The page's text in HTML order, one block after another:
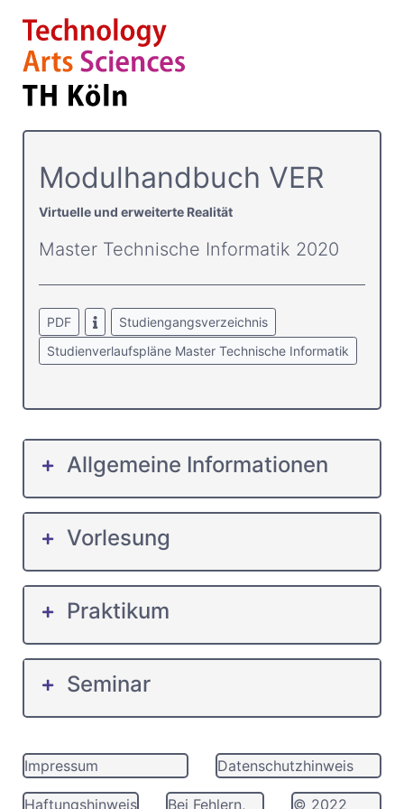
Modulhandbuch VER
Virtuelle und erweiterte Realität
Master Technische Informatik 2020
PDF
Studiengangsverzeichnis
Studienverlaufspläne Master Technische Informatik
Allgemeine Informationen
Vorlesung
Praktikum
Seminar
Impressum Datenschutzhinweis
Haftungshinweis Bei Fehlern, © 2022